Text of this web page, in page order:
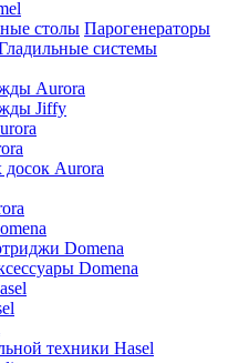
столы Парогенераторы
системы
Aurora
Jiffy
Aurora
Domena
Domena
техники Hasel